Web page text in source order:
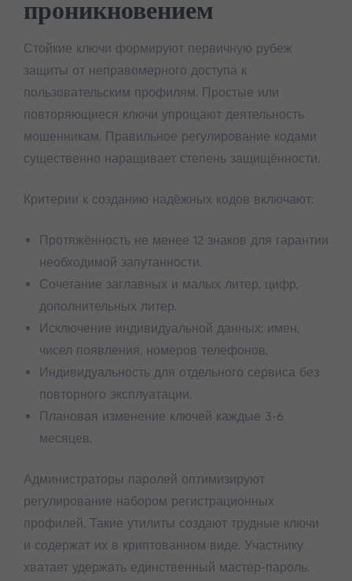
проникновением
Стойкие ключи формируют первичную рубеж
защиты от неправомерного доступа к
пользовательским профилям. Простые или
повторяющиеся ключи упрощают деятельность
мошенникам. Правильное регулирование кодами
существенно наращивает степень защищённости.
Критерии к созданию надёжных кодов включают:
Протяжённость не менее 12 знаков для гарантии
необходимой запутанности.
Сочетание заглавных и малых литер, цифр,
дополнительных литер.
Исключение индивидуальной данных: имен,
чисел появления, номеров телефонов.
Индивидуальность для отдельного сервиса без
повторного эксплуатации.
Плановая изменение ключей каждые 3-6
месяцев.
Администраторы паролей оптимизируют
регулирование набором регистрационных
профилей. Такие утилиты создают трудные ключи
и содержат их в криптованном виде. Участнику
хватает удержать единственный мастер-пароль.